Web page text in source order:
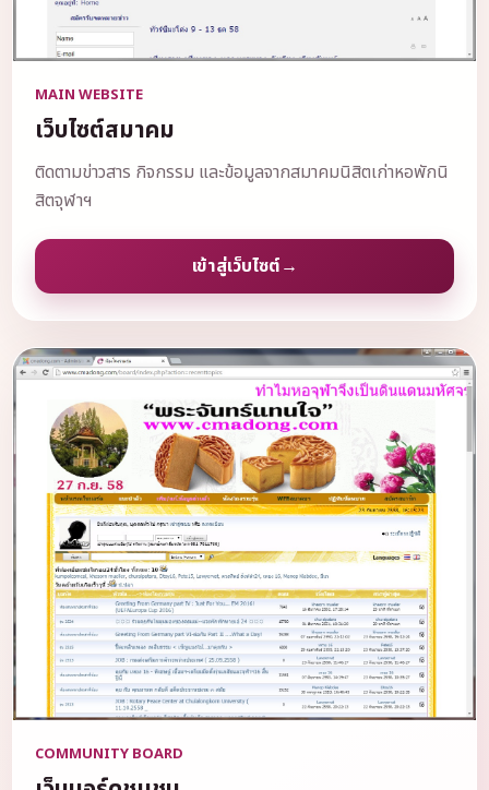
MAIN WEBSITE
เว็บไซต์สมาคม
ติดตามข่าวสาร กิจกรรม และข้อมูลจากสมาคมนิสิตเก่าหอพักนิ
สิตจุฬาฯ
เข้าสู่เว็บไซต์→
COMMUNITY BOARD